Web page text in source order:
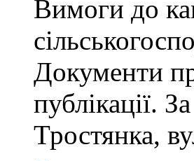
Вимоги до
Документи
публікації.
Тростянка,